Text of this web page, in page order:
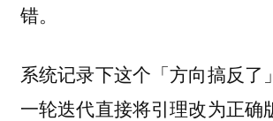
错。
系统记录下这个「方向搞反了
一轮迭代直接将引理改为正确